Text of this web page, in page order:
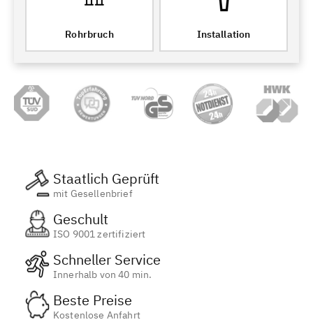
Rohrbruch Installation
Staatlich Geprüft
mit Gesellenbrief
Geschult
ISO 9001 zertifiziert
Schneller Service
Innerhalb von 40 min.
Beste Preise
Kostenlose Anfahrt